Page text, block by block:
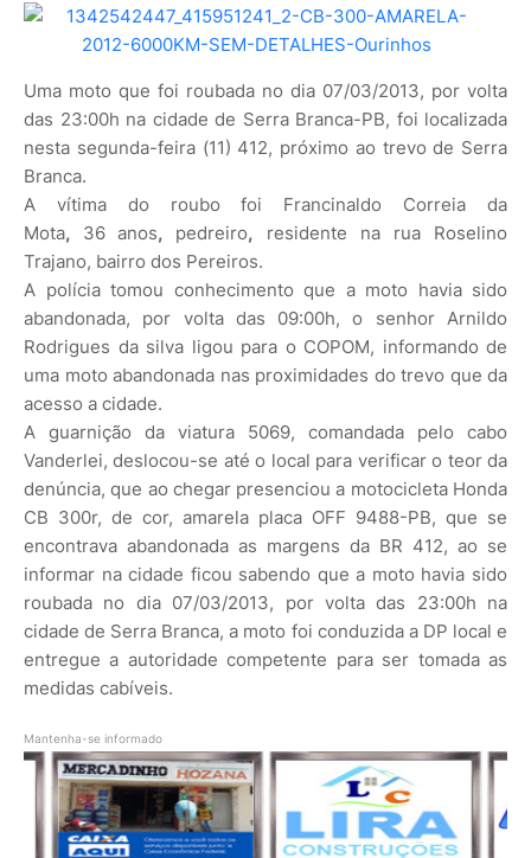
Uma moto que foi roubada no dia 07/03/2013, por volta
das 23:00h na cidade de Serra Branca-PB, foi localizada
nesta segunda-feira (11) 412, próximo ao trevo de Serra
Branca.
A vítima do roubo foi Francinaldo Correia da
Mota, 36 anos, pedreiro, residente na rua Roselino
Trajano, bairro dos Pereiros.
A polícia tomou conhecimento que a moto havia sido
abandonada, por volta das 09:00h, o senhor Arnildo
Rodrigues da silva ligou para o COPOM, informando de
uma moto abandonada nas proximidades do trevo que da
acesso a cidade.
A guarnição da viatura 5069, comandada pelo cabo
Vanderlei, deslocou-se até o local para verificar o teor da
denúncia, que ao chegar presenciou a motocicleta Honda
CB 300r, de cor, amarela placa OFF 9488-PB, que se
encontrava abandonada as margens da BR 412, ao se
informar na cidade ficou sabendo que a moto havia sido
roubada no dia 07/03/2013, por volta das 23:00h na
cidade de Serra Branca, a moto foi conduzida a DP local e
entregue a autoridade competente para ser tomada as
medidas cabíveis.
Mantenha-se informado